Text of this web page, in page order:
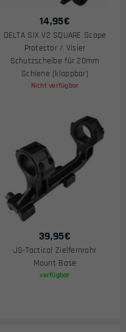
14,95€
DELTA SIX V2 SQUARE Scope
Protector / Visier
Schutzscheibe für 20mm
Schiene (klappbar)
Nicht verfügbar
39,95€
JS-Tactical Zielfernrohr
Mount Base
verfügbar